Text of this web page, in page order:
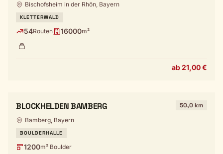
Bischofsheim in der Rhön, Bayern
KLETTERWALD
54Routen 16000m²
ab 21,00 €
BLOCKHELDEN BAMBERG 50,0 km
Bamberg, Bayern
BOULDERHALLE
1200m² Boulder